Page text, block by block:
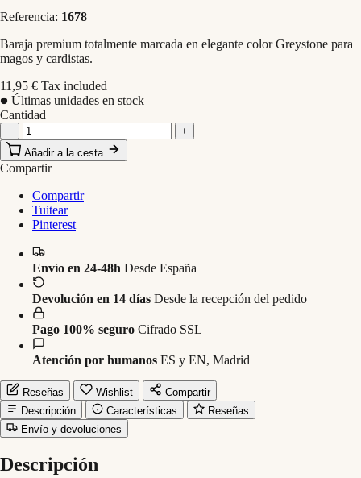
Referencia: 1678
Baraja premium totalmente marcada en elegante color Greystone para
magos y cardistas.
11,95 € Tax included
Últimas unidades en stock
Cantidad
−
+
Añadir a la cesta
Compartir
Compartir
Tuitear
Pinterest
Envío en 24-48h Desde España
Devolución en 14 días Desde la recepción del pedido
Pago 100% seguro Cifrado SSL
Atención por humanos ES y EN, Madrid
Reseñas Wishlist
Compartir
Descripción
Características
Reseñas
Envío y devoluciones
Descripción